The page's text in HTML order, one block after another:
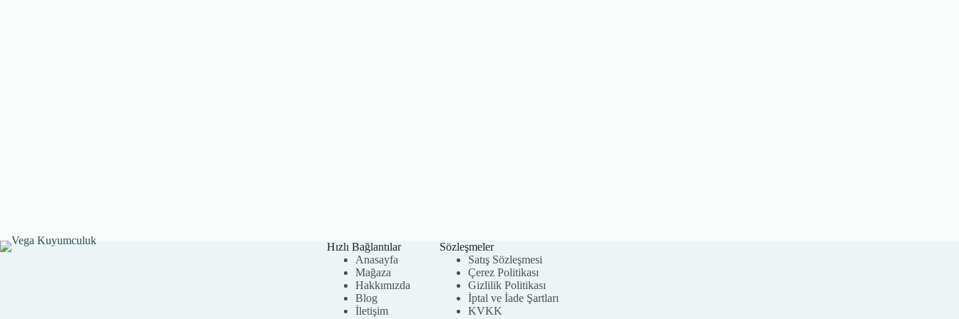
Hızlı Bağlantılar
Anasayfa
Mağaza
Hakkımızda
Blog
İletişim
Sözleşmeler
Satış Sözleşmesi
Çerez Politikası
Gizlilik Politikası
İptal ve İade Şartları
KVKK